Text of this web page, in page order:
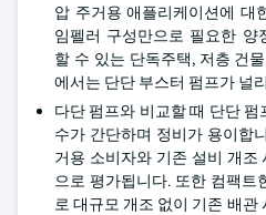
압 주거용 애플리케이션에 대
임펠러 구성만으로 필요한 양
할 수 있는 단독주택, 저층 건
에서는 단단 부스터 펌프가 널
다단 펌프와 비교할 때 단단
수가 간단하며 정비가 용이합
거용 소비자와 기존 설비 개조
으로 평가됩니다. 또한 컴팩트
로 대규모 개조 없이 기존 배관